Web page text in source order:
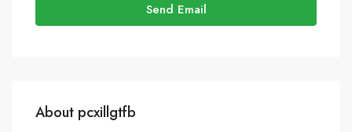
Send Email
About pcxillgtfb